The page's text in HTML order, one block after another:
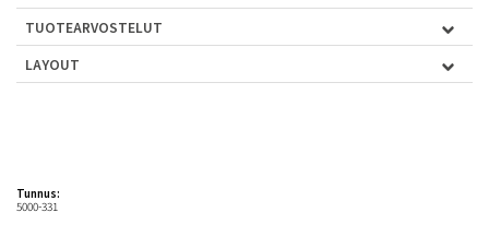
TUOTEARVOSTELUT
LAYOUT
Tunnus:
5000-331